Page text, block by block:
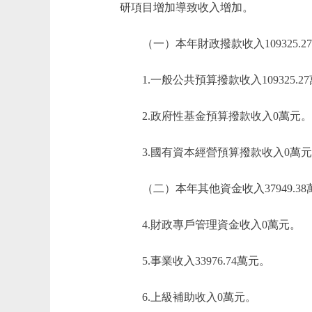
研項目增加導致收入增加。
（一）本年財政撥款收入
1.一般公共預算撥款收入109325.27
2.政府性基金預算撥款收入0萬元。
3.國有資本經營預算撥款收入0萬元
（二）本年其他資金收入37949.38
4.財政專戶管理資金收入0萬元。
5.事業收入33976.74萬元。
6.上級補助收入0萬元。